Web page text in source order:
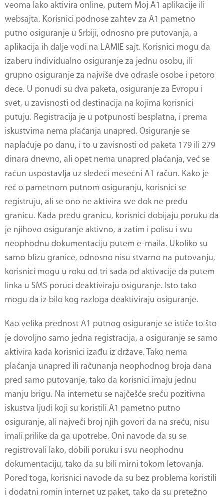
veoma lako aktivira online, putem Moj A1 aplikacije ili
websajta. Korisnici podnose zahtev za A1 pametno
putno osiguranje u Srbiji, odnosno pre putovanja, a
aplikacija ih dalje vodi na LAMIE sajt. Korisnici mogu da
izaberu individualno osiguranje za jednu osobu, ili
grupno osiguranje za najviše dve odrasle osobe i petoro
dece. U ponudi su dva paketa, osiguranje za Evropu i
svet, u zavisnosti od destinacija na kojima korisnici
putuju. Registracija je u potpunosti besplatna, i prema
iskustvima nema plaćanja unapred. Osiguranje se
naplaćuje po danu, i to u zavisnosti od paketa 179 ili 279
dinara dnevno, ali opet nema unapred plaćanja, već se
račun uspostavlja uz sledeći mesečni A1 račun. Kako je
reč o pametnom putnom osiguranju, korisnici se
registruju, ali se ono ne aktivira sve dok ne pređu
granicu. Kada pređu granicu, korisnici dobijaju poruku da
je njihovo osiguranje aktivno, a zatim i polisu i svu
neophodnu dokumentaciju putem e-maila. Ukoliko su
samo blizu granice, odnosno nisu stvarno na putovanju,
korisnici mogu u roku od tri sada od aktivacije da putem
linka u SMS poruci deaktiviraju osiguranje. Isto tako
mogu da iz bilo kog razloga deaktiviraju osiguranje.
Kao velika prednost A1 putnog osiguranje se ističe to što
je dovoljno samo jedna registracija, a osiguranje se samo
aktivira kada korisnici izađu iz države. Tako nema
plaćanja unapred ili računanja neophodnog broja dana
pred samo putovanje, tako da korisnici imaju jednu
manju brigu. Na internetu se najčešće sreću pozitivna
iskustva ljudi koji su koristili A1 pametno putno
osiguranje, ali najveći broj njih govori da na sreću, nisu
imali prilike da ga upotrebe. Oni navode da su se
registrovali lako, dobili poruku i svu neophodnu
dokumentaciju, tako da su bili mirni tokom letovanja.
Pored toga, korisnici navode da su bez problema koristili
i dodatni romin internet uz paket, tako da su pretežno